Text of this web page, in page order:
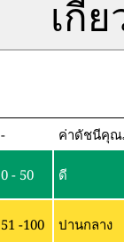
เกี่
- ค่าดัชนีคุณ
0 - 50 ดี
51 -100 ปานกลาง